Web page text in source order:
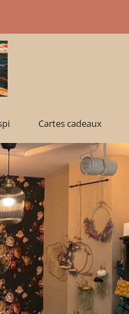
Cartes cadeaux